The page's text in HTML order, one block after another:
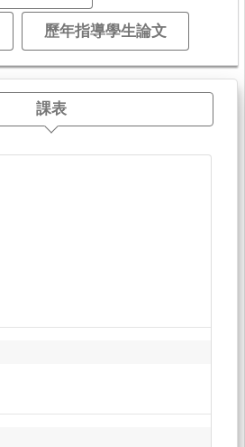
歷年指導學生論文
課表